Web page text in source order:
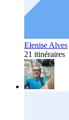
Elenise Alves
21 itinéraires